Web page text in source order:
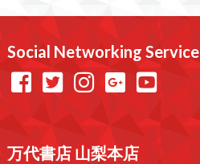
Social Networking Service
万代書店 山梨本店